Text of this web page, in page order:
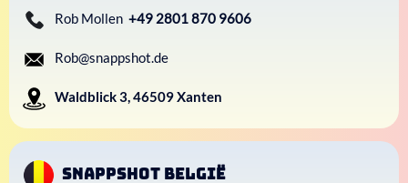
Rob Mollen +49 2801 870 9606
Rob@snappshot.de
Waldblick 3, 46509 Xanten
Snappshot België